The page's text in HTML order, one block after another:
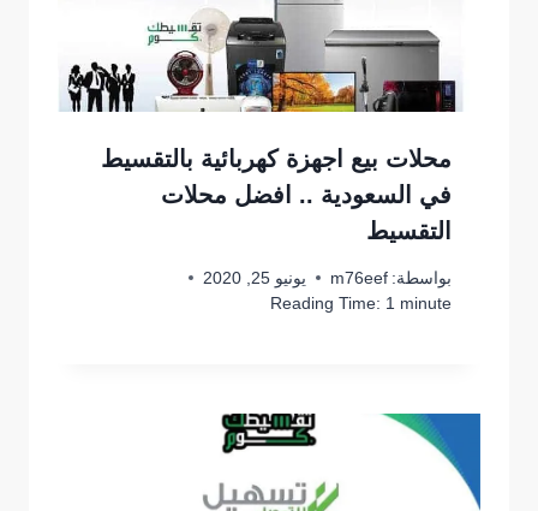
محلات بيع اجهزة كهربائية بالتقسيط
في السعودية .. افضل محلات
التقسيط
بواسطة: m76eef
يونيو 25, 2020
Reading Time: 1 minute